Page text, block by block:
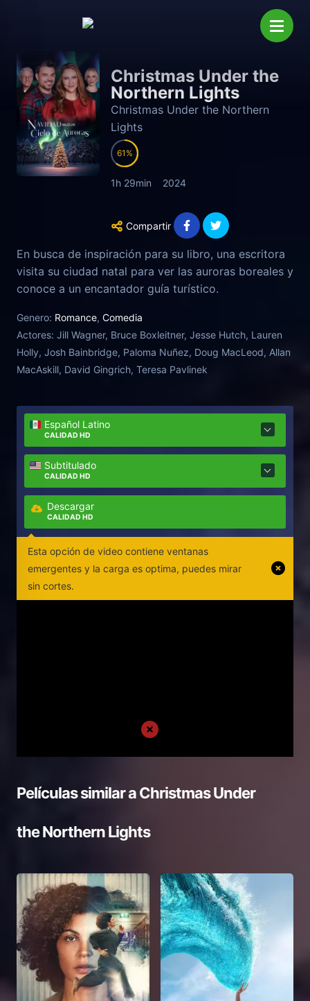
Christmas Under the
Northern Lights
Christmas Under the Northern
Lights
61
1h 29min 2024
Compartir
En busca de inspiración para su libro, una escritora
visita su ciudad natal para ver las auroras boreales y
conoce a un encantador guía turístico.
Genero: Romance, Comedia
Actores: Jill Wagner, Bruce Boxleitner, Jesse Hutch, Lauren
Holly, Josh Bainbridge, Paloma Nuñez, Doug MacLeod, Allan
MacAskill, David Gingrich, Teresa Pavlinek
Español Latino
CALIDAD HD
Subtitulado
CALIDAD HD
Descargar
CALIDAD HD
Esta opción de video contiene ventanas
emergentes y la carga es optima, puedes mirar
sin cortes.
Películas similar aChristmas Under
the Northern Lights